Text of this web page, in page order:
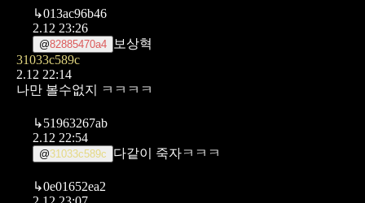
↳013ac96b46
2.12 23:26
@82885470a4
보상혁
31033c589c
2.12 22:14
나만 볼수없지 ㅋㅋㅋㅋ
↳51963267ab
2.12 22:54
@31033c589c 다같이 죽자ㅋㅋㅋ
↳0e01652ea2